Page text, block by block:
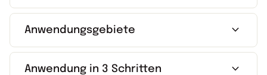
Anwendungsgebiete expand_more
Anwendung in 3 Schritten expand_more